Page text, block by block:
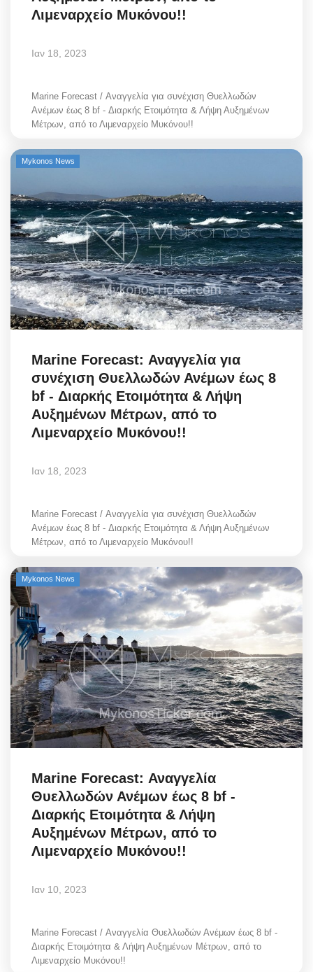
Λιμεναρχείο Μυκόνου!!
Ιαν 18, 2023
Marine Forecast / Αναγγελία για συνέχιση Θυελλωδών
Ανέμων έως 8 bf - Διαρκής Ετοιμότητα & Λήψη Αυξημένων
Μέτρων, από το Λιμεναρχείο Μυκόνου!!
Mykonos News
Marine Forecast: Αναγγελία για
συνέχιση Θυελλωδών Ανέμων έως 8
bf - Διαρκής Ετοιμότητα & Λήψη
Αυξημένων Μέτρων, από το
Λιμεναρχείο Μυκόνου!!
Ιαν 18, 2023
Marine Forecast / Αναγγελία για συνέχιση Θυελλωδών
Ανέμων έως 8 bf - Διαρκής Ετοιμότητα & Λήψη Αυξημένων
Μέτρων, από το Λιμεναρχείο Μυκόνου!!
Mykonos News
Marine Forecast: Αναγγελία
Θυελλωδών Ανέμων έως 8 bf -
Διαρκής Ετοιμότητα & Λήψη
Αυξημένων Μέτρων, από το
Λιμεναρχείο Μυκόνου!!
Ιαν 10, 2023
Marine Forecast / Αναγγελία Θυελλωδών Ανέμων έως 8 bf -
Διαρκής Ετοιμότητα & Λήψη Αυξημένων Μέτρων, από το
Λιμεναρχείο Μυκόνου!!